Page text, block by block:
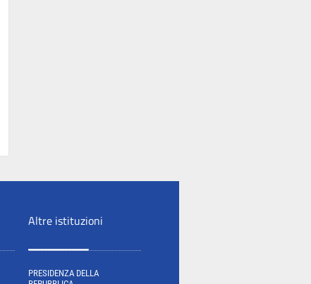
Altre istituzioni
PRESIDENZA DELLA